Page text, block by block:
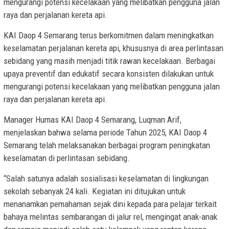
mengurangi potensi kecelakaan yang melibatkan pengguna jalan
raya dan perjalanan kereta api.
KAI Daop 4 Semarang terus berkomitmen dalam meningkatkan
keselamatan perjalanan kereta api, khususnya di area perlintasan
sebidang yang masih menjadi titik rawan kecelakaan. Berbagai
upaya preventif dan edukatif secara konsisten dilakukan untuk
mengurangi potensi kecelakaan yang melibatkan pengguna jalan
raya dan perjalanan kereta api.
Manager Humas KAI Daop 4 Semarang, Luqman Arif,
menjelaskan bahwa selama periode Tahun 2025, KAI Daop 4
Semarang telah melaksanakan berbagai program peningkatan
keselamatan di perlintasan sebidang.
“Salah satunya adalah sosialisasi keselamatan di lingkungan
sekolah sebanyak 24 kali. Kegiatan ini ditujukan untuk
menanamkan pemahaman sejak dini kepada para pelajar terkait
bahaya melintas sembarangan di jalur rel, mengingat anak-anak